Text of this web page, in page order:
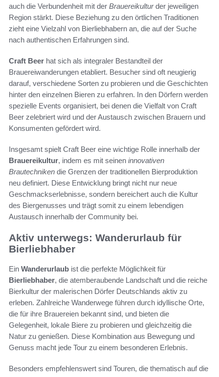
auch die Verbundenheit mit der Brauereikulturder jeweiligen
Region stärkt. Diese Beziehung zu den örtlichen Traditionen
zieht eine Vielzahl von Bierliebhabern an, die auf der Suche
nach authentischen Erfahrungen sind.
Craft Beer hat sich als integraler Bestandteil der
Brauereiwanderungen etabliert. Besucher sind oft neugierig
darauf, verschiedene Sorten zu probieren und die Geschichten
hinter den einzelnen Bieren zu erfahren. In den Dörfern werden
spezielle Events organisiert, bei denen die Vielfalt von Craft
Beer zelebriert wird und der Austausch zwischen Brauern und
Konsumenten gefördert wird.
Insgesamt spielt Craft Beer eine wichtige Rolle innerhalb der
Brauereikultur, indem es mit seinen innovativen
Brautechniken die Grenzen der traditionellen Bierproduktion
neu definiert. Diese Entwicklung bringt nicht nur neue
Geschmackserlebnisse, sondern bereichert auch die Kultur
des Biergenusses und trägt somit zu einem lebendigen
Austausch innerhalb der Community bei.
Aktiv unterwegs: Wanderurlaub für
Bierliebhaber
Ein Wanderurlaub ist die perfekte Möglichkeit für
Bierliebhaber, die atemberaubende Landschaft und die reiche
Bierkultur der malerischen Dörfer Deutschlands aktiv zu
erleben. Zahlreiche Wanderwege führen durch idyllische Orte,
die für ihre Brauereien bekannt sind, und bieten die
Gelegenheit, lokale Biere zu probieren und gleichzeitig die
Natur zu genießen. Diese Kombination aus Bewegung und
Genuss macht jede Tour zu einem besonderen Erlebnis.
Besonders empfehlenswert sind Touren, die thematisch auf die